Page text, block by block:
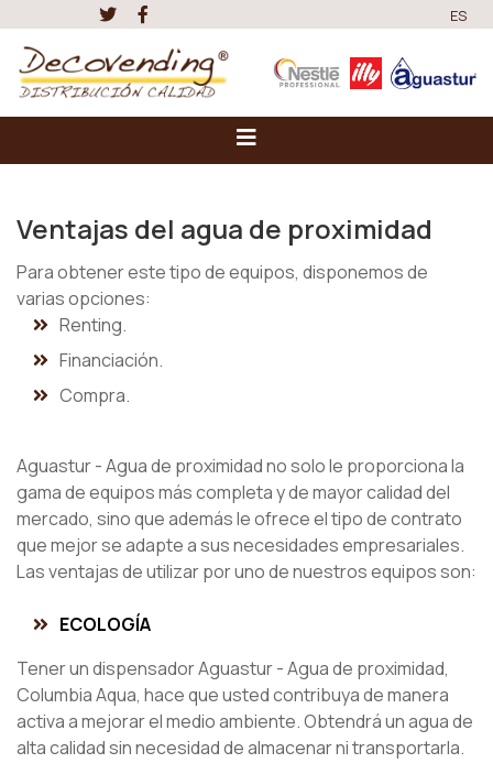
ES
Ventajas del agua de proximidad
Para obtener este tipo de equipos, disponemos de
varias opciones:
Renting.
Financiación.
Compra.
Aguastur - Agua de proximidad no solo le proporciona la
gama de equipos más completa y de mayor calidad del
mercado, sino que además le ofrece el tipo de contrato
que mejor se adapte a sus necesidades empresariales.
Las ventajas de utilizar por uno de nuestros equipos son:
ECOLOGÍA
Tener un dispensador Aguastur - Agua de proximidad,
Columbia Aqua, hace que usted contribuya de manera
activa a mejorar el medio ambiente. Obtendrá un agua de
alta calidad sin necesidad de almacenar ni transportarla.